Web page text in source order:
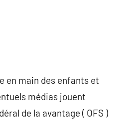
en main des enfants et
médias jouent
de la avantage ( OFS )